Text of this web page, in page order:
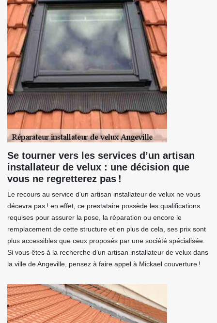
Se tourner vers les services d’un artisan
installateur de velux : une décision que
vous ne regretterez pas !
Le recours au service d’un artisan installateur de velux ne vous
décevra pas ! en effet, ce prestataire possède les qualifications
requises pour assurer la pose, la réparation ou encore le
remplacement de cette structure et en plus de cela, ses prix sont
plus accessibles que ceux proposés par une société spécialisée.
Si vous êtes à la recherche d’un artisan installateur de velux dans
la ville de Angeville, pensez à faire appel à Mickael couverture !